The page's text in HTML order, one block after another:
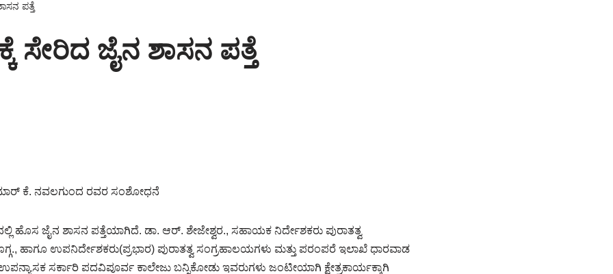
ಪತ್ತೆ
ಸೇರಿದ ಜೈನ ಶಾಸನ ಪತ್ತೆ
ಕೆ. ನವಲಗುಂದ ರವರ ಸಂಶೋಧನೆ
ಹೊಸ ಜೈನ ಶಾಸನ ಪತ್ತೆಯಾಗಿದೆ. ಡಾ. ಆರ್. ಶೇಜೇಶ್ವರ., ಸಹಾಯಕ ನಿರ್ದೇಶಕರು ಪುರಾತತ್ವ
ಹಾಗೂ ಉಪನಿರ್ದೇಶಕರು(ಪ್ರಭಾರ) ಪುರಾತತ್ವ ಸಂಗ್ರಹಾಲಯಗಳು ಮತ್ತು ಪರಂಪರೆ ಇಲಾಖೆ ಧಾರವಾಡ
ಸರ್ಕಾರಿ ಪದವಿಪೂರ್ವ ಕಾಲೇಜು ಬನ್ನಿಕೋಡು ಇವರುಗಳು ಜಂಟೀಯಾಗಿ ಕ್ಷೇತ್ರಕಾರ್ಯಕ್ಕಾಗಿ